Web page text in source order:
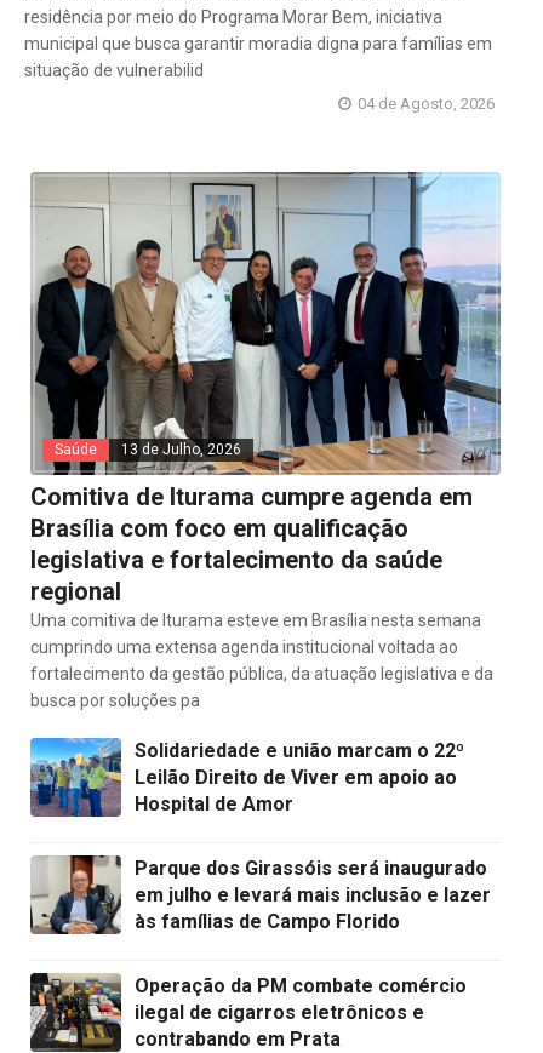
residência por meio do Programa Morar Bem, iniciativa
municipal que busca garantir moradia digna para famílias em
situação de vulnerabilid
04 de Agosto, 2026
Saúde 13 de Julho, 2026
Comitiva de Iturama cumpre agenda em
Brasília com foco em qualificação
legislativa e fortalecimento da saúde
regional
Uma comitiva de Iturama esteve em Brasília nesta semana
cumprindo uma extensa agenda institucional voltada ao
fortalecimento da gestão pública, da atuação legislativa e da
busca por soluções pa
Solidariedade e união marcam o 22º
Leilão Direito de Viver em apoio ao
Hospital de Amor
Parque dos Girassóis será inaugurado
em julho e levará mais inclusão e lazer
às famílias de Campo Florido
Operação da PM combate comércio
ilegal de cigarros eletrônicos e
contrabando em Prata